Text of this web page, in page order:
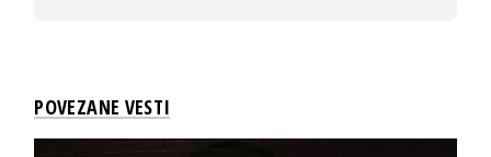
POVEZANE VESTI